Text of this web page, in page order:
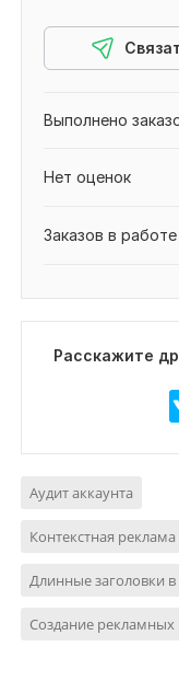
Выполнено
Нет оценок
Заказов в работе
Расскажите
Аудит аккаунта
Контекстная
Длинные заголовки в
Создание